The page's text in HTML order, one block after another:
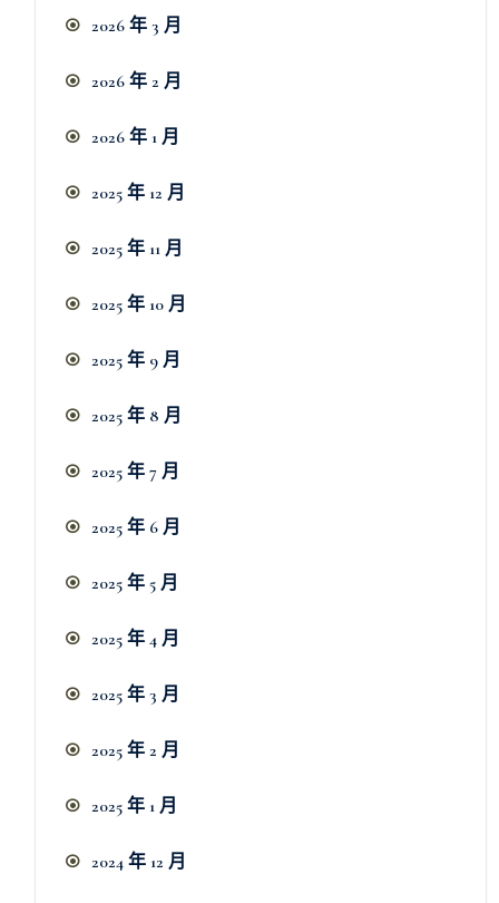
2026 年 3 月
2026 年 2 月
2026 年 1 月
2025 年 12 月
2025 年 11 月
2025 年 10 月
2025 年 9 月
2025 年 8 月
2025 年 7 月
2025 年 6 月
2025 年 5 月
2025 年 4 月
2025 年 3 月
2025 年 2 月
2025 年 1 月
2024 年 12 月